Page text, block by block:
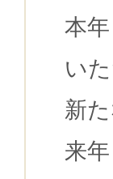
本
い
新
来